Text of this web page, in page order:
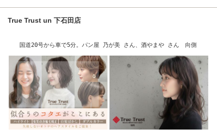
True Trust un 下石田店
国道20号から車で5分。パン屋 乃が美 さん、酒やまや さん 向側